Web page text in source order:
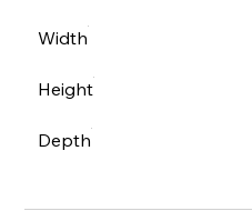
Width
Height
Depth